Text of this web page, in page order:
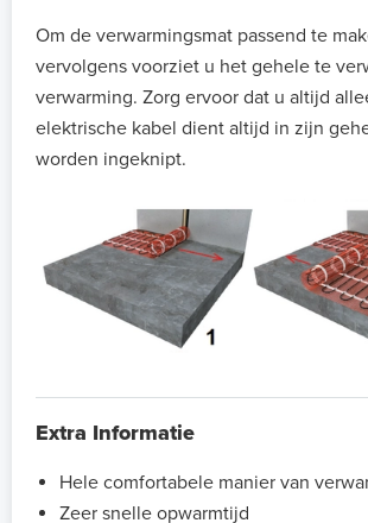
Om de verwarmingsmat passend te
vervolgens voorziet u het gehele te
verwarming. Zorg ervoor dat u altijd
elektrische kabel dient altijd in zijn
worden ingeknipt.
Extra Informatie
Hele comfortabele manier van
Zeer snelle opwarmtijd